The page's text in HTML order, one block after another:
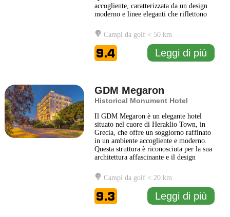
accogliente, caratterizzata da un design
moderno e linee eleganti che riflettono
possono godere di un'esperienza
rilassante grazie ai servizi di alta qualità
offerti, tra cui un centro benessere
completo, dove è possibile... Leggi di
più
Campi da golf < 50 km
9.4 Leggi di più
GDM Megaron
Historical Monument Hotel
Il GDM Megaron è un elegante hotel
situato nel cuore di Heraklio Town, in
Grecia, che offre un soggiorno raffinato
in un ambiente accogliente e moderno.
Questa struttura è riconosciuta per la sua
architettura affascinante e il design
tradizionali con comfort contemporanei.
Gli ospiti possono godere di una vista
mozzafiato sulla città e sul porto,
contribuendo a creare un'atmosfera...
Leggi di più
Campi da golf < 20 km
9.3 Leggi di più